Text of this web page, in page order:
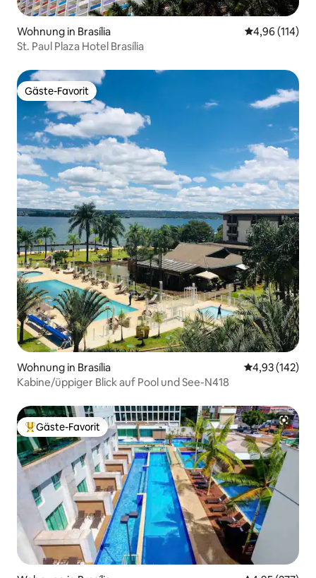
Wohnung in Brasília
4,96 (114)
St. Paul Plaza Hotel Brasília
Gäste-Favorit
Gäste-Favorit
Wohnung in Brasília
4,93 (142)
Kabine/üppiger Blick auf Pool und See-N418
Beliebter Gäste-Favorit.
Gäste-Favorit